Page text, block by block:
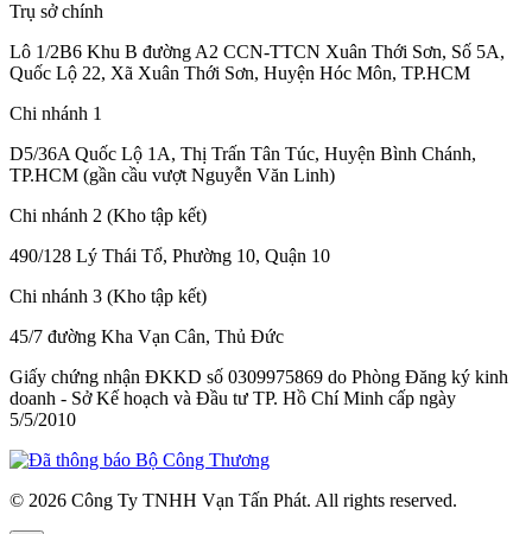
Trụ sở chính
Lô 1/2B6 Khu B đường A2 CCN-TTCN Xuân Thới Sơn, Số 5A,
Quốc Lộ 22, Xã Xuân Thới Sơn, Huyện Hóc Môn, TP.HCM
Chi nhánh 1
D5/36A Quốc Lộ 1A, Thị Trấn Tân Túc, Huyện Bình Chánh,
TP.HCM (gần cầu vượt Nguyễn Văn Linh)
Chi nhánh 2 (Kho tập kết)
490/128 Lý Thái Tổ, Phường 10, Quận 10
Chi nhánh 3 (Kho tập kết)
45/7 đường Kha Vạn Cân, Thủ Đức
Giấy chứng nhận ĐKKD số 0309975869 do Phòng Đăng ký kinh
doanh - Sở Kế hoạch và Đầu tư TP. Hồ Chí Minh cấp ngày
5/5/2010
© 2026 Công Ty TNHH Vạn Tấn Phát. All rights reserved.